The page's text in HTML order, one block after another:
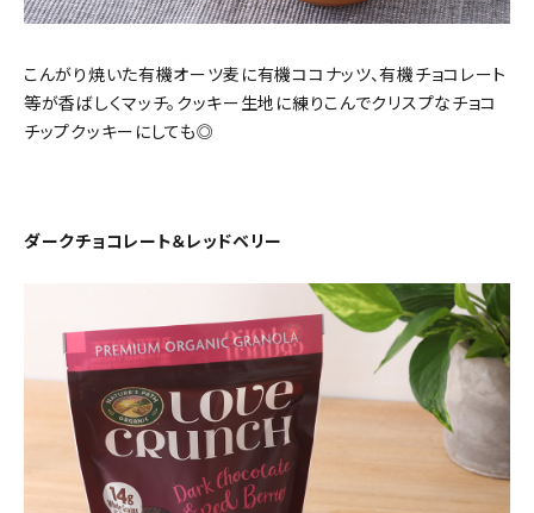
こんがり焼いた有機オーツ麦に有機ココナッツ、有機チョコレート
等が香ばしくマッチ。クッキー生地に練りこんでクリスプなチョコ
チップクッキーにしても◎
ダークチョコレート＆レッドベリー